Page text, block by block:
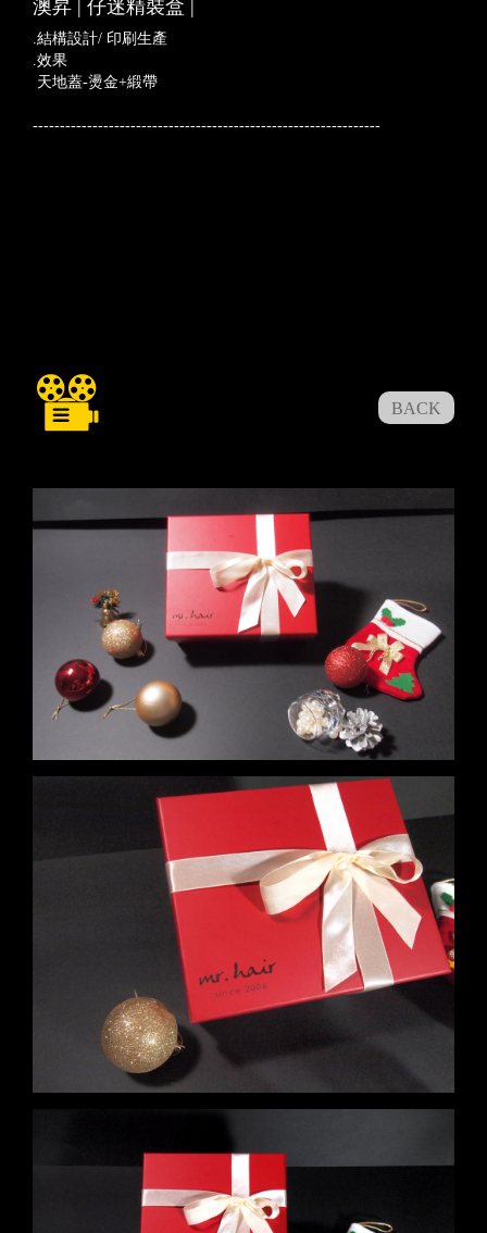
澳昇 | 仔迷精裝盒 |
.結構設計/ 印刷生產
.效果
天地蓋-燙金+緞帶
----------------------------------------------------------------
BACK